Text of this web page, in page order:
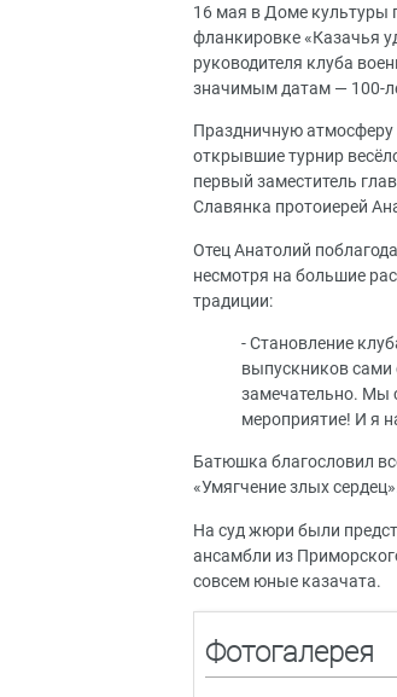
16 мая в Доме культуры
фланкировке «Казачья
руководителя клуба
значимым датам — 100-
Праздничную атмосферу
открывшие турнир
первый заместитель
Славянка протоиерей
Отец Анатолий
несмотря на большие
традиции:
- Становление
выпускников сами
замечательно. Мы
мероприятие! И я
Батюшка благословил
«Умягчение злых
На суд жюри были
ансамбли из
совсем юные казачата.
Фотогалерея